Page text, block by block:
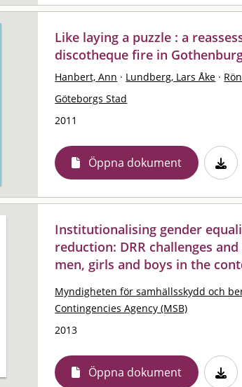
Like laying a puzzle : a
discotheque fire in
Hanbert, Ann · Lundberg, Lars Åke ·
Göteborgs Stad
2011
Öppna dokument
Institutionalising gender
reduction: DRR challenges
men, girls and boys in the
Myndigheten för samhällsskydd och
Contingencies Agency (MSB)
2013
Öppna dokument